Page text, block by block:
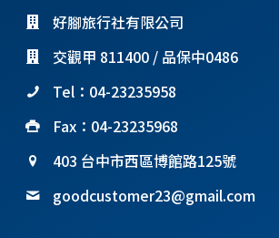
好腳旅行社有限公司
交觀甲 811400 / 品保中0486
Tel：04-23235958
Fax：04-23235968
403 台中市西區博館路125號
goodcustomer23@gmail.com